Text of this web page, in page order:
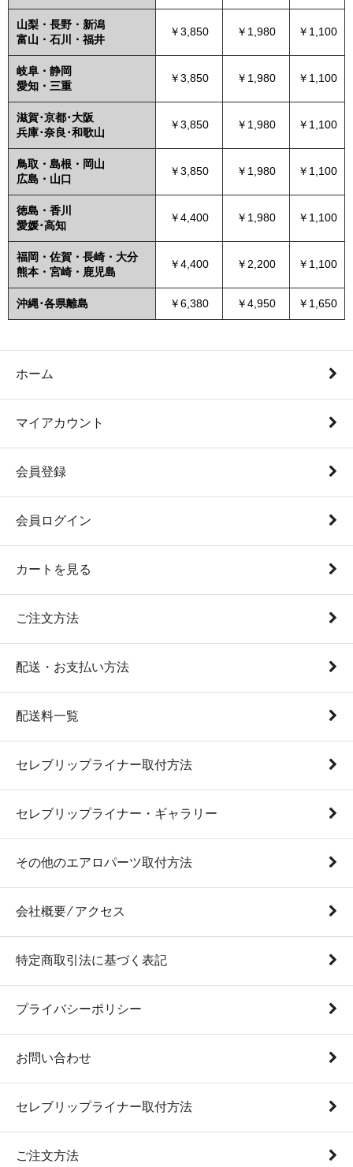
山梨・長野・新潟
富山・石川・福井
￥3,850 ￥1,980 ￥1,100
岐阜・静岡
愛知・三重
￥3,850 ￥1,980 ￥1,100
滋賀･京都･大阪
兵庫･奈良･和歌山
￥3,850 ￥1,980 ￥1,100
鳥取・島根・岡山
広島・山口
￥3,850 ￥1,980 ￥1,100
徳島・香川
愛媛･高知
￥4,400 ￥1,980 ￥1,100
福岡・佐賀・長崎・大分
熊本・宮崎・鹿児島
￥4,400 ￥2,200 ￥1,100
沖縄･各県離島 ￥6,380 ￥4,950 ￥1,650
ホーム
マイアカウント
会員登録
会員ログイン
カートを見る
ご注文方法
配送・お支払い方法
配送料一覧
セレブリップライナー取付方法
セレブリップライナー・ギャラリー
その他のエアロパーツ取付方法
会社概要 ⁄ アクセス
特定商取引法に基づく表記
プライバシーポリシー
お問い合わせ
セレブリップライナー取付方法
ご注文方法